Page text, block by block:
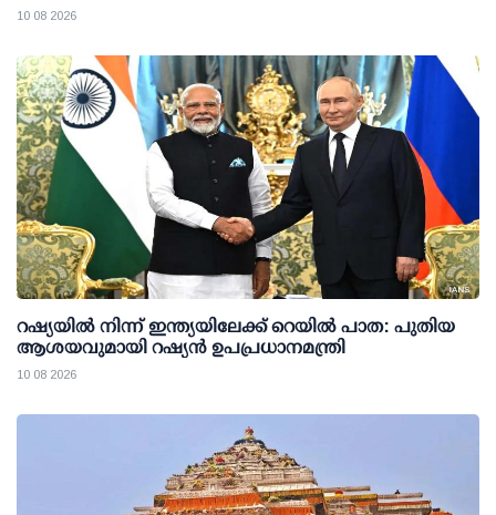
10 08 2026
റഷ്യയില്‍ നിന്ന് ഇന്ത്യയിലേക്ക് റെയില്‍ പാത: പുതിയ
ആശയവുമായി റഷ്യന്‍ ഉപപ്രധാനമന്ത്രി
10 08 2026